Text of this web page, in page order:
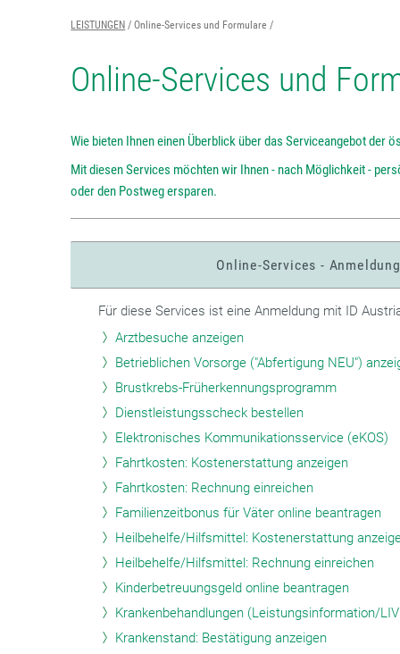
LEISTUNGEN Online-Services und Formulare
Online-Services und
Wie bieten Ihnen einen Überblick über das Serviceangebot der
Mit diesen Services möchten wir Ihnen - nach Möglichkeit -
oder den Postweg ersparen.
Online-Services -
Für diese Services ist eine Anmeldung mit ID
Arztbesuche anzeigen
Betrieblichen Vorsorge ("Abfertigung NEU")
Brustkrebs-Früherkennungsprogramm
Dienstleistungsscheck bestellen
Elektronisches Kommunikationsservice (eKOS)
Fahrtkosten: Kostenerstattung anzeigen
Fahrtkosten: Rechnung einreichen
Familienzeitbonus für Väter online beantragen
Heilbehelfe/Hilfsmittel: Kostenerstattung
Heilbehelfe/Hilfsmittel: Rechnung einreichen
Kinderbetreuungsgeld online beantragen
Krankenbehandlungen (Leistungsinformation/
Krankenstand: Bestätigung anzeigen